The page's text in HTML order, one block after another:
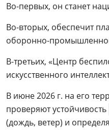
Во-первых, он станет
Во-вторых, обеспечит
оборонно-
В-третьих, «Центр
искусственного
В июне 2026 г. на его
проверяют устойчивость
(дождь, ветер) и